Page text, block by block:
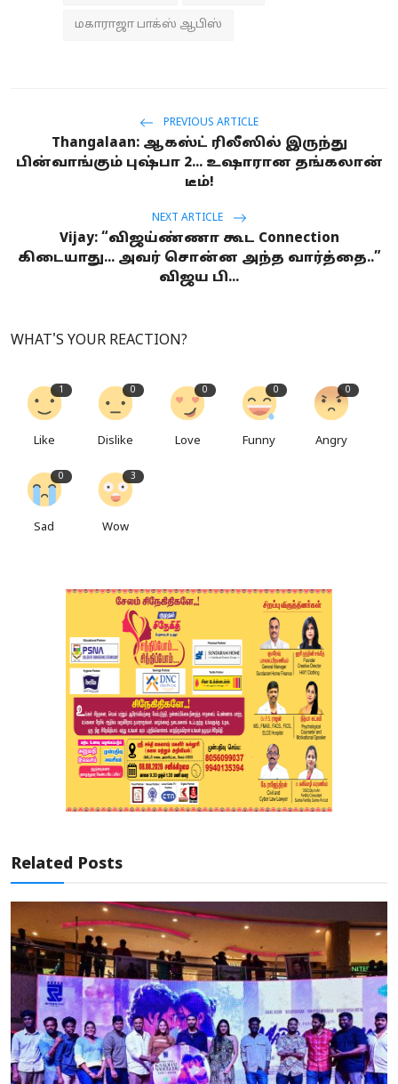
மகாராஜா பாக்ஸ் ஆபிஸ்
PREVIOUS ARTICLE
Thangalaan: ஆகஸ்ட் ரிலீஸில் இருந்து
பின்வாங்கும் புஷ்பா 2... உஷாரான தங்கலான்
டீம்!
NEXT ARTICLE
Vijay: “விஜய்ண்ணா கூட Connection
கிடையாது... அவர் சொன்ன அந்த வார்த்தை..”
விஜய பி...
WHAT'S YOUR REACTION?
1
Like
0
Dislike
0
Love
0
Funny
0
Angry
0
Sad
3
Wow
Related Posts